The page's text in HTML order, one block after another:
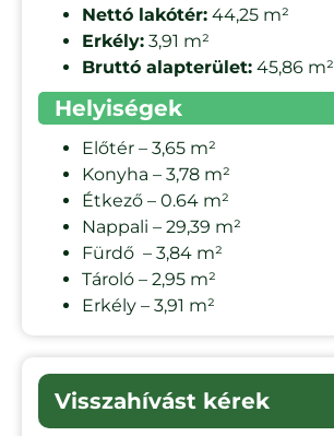
Nettó lakótér: 44,25 m²
Erkély: 3,91 m²
Bruttó alapterület: 45,86 m²
Helyiségek
Előtér – 3,65 m²
Konyha – 3,78 m²
Étkező – 0.64 m²
Nappali – 29,39 m²
Fürdő – 3,84 m²
Tároló – 2,95 m²
Erkély – 3,91 m²
Visszahívást kérek